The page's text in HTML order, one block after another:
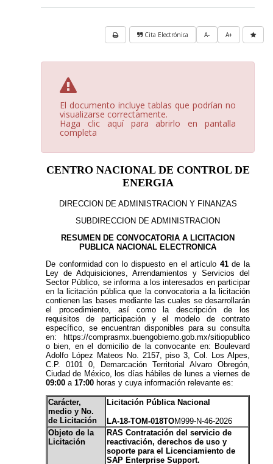
A+
A-
Cita Electrónica
El documento incluye tablas que podrían no
visualizarse correctamente.
Haga clic aquí para abrirlo en pantalla
completa